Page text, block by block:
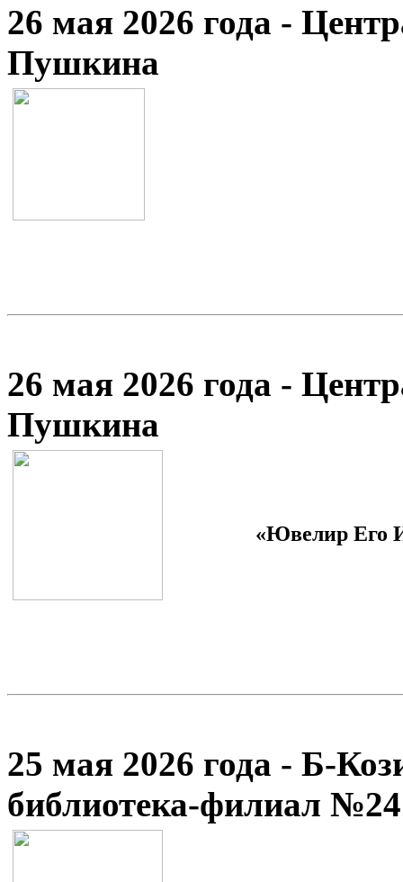
26 мая 2026 года -
Пушкина
26 мая 2026 года -
Пушкина
«Ювелир Его
25 мая 2026 года - Б-
библиотека-филиал №24